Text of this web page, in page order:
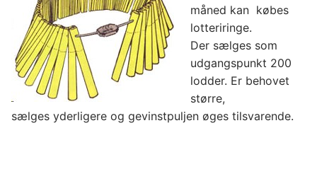
måned kan købes
lotteriringe.
Der sælges som
udgangspunkt 200
lodder. Er behovet
større,
sælges yderligere og gevinstpuljen øges tilsvarende.